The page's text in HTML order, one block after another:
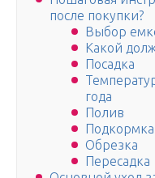
после покупки?
Выбор
Какой
Посадка
года
Полив
Подкормка
Обрезка
Пересадка